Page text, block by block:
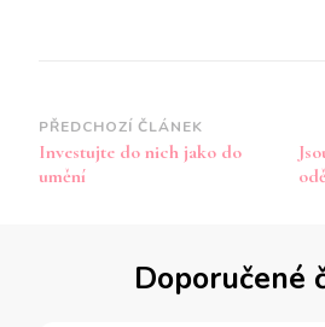
Navigace
příspěvku
PŘEDCHOZÍ ČLÁNEK
Investujte do nich jako do
umění
Doporučené